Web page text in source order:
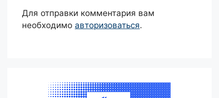
Для отправки комментария вам
необходимо авторизоваться.